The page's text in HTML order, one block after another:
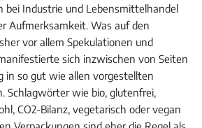
bei Industrie und Lebensmittelhandel
Aufmerksamkeit. Was auf den
vor allem Spekulationen und
sich inzwischen von Seiten
in so gut wie allen vorgestellten
Schlagwörter wie bio, glutenfrei,
CO2-Bilanz, vegetarisch oder vegan